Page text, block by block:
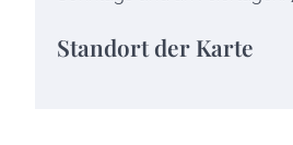
Standort der Karte